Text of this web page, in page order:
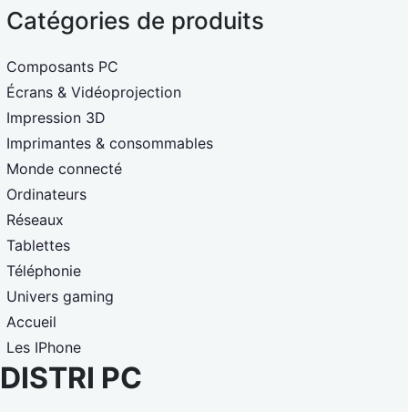
Catégories de produits
Composants PC
Écrans & Vidéoprojection
Impression 3D
Imprimantes & consommables
Monde connecté
Ordinateurs
Réseaux
Tablettes
Téléphonie
Univers gaming
Accueil
Les IPhone
DISTRI PC